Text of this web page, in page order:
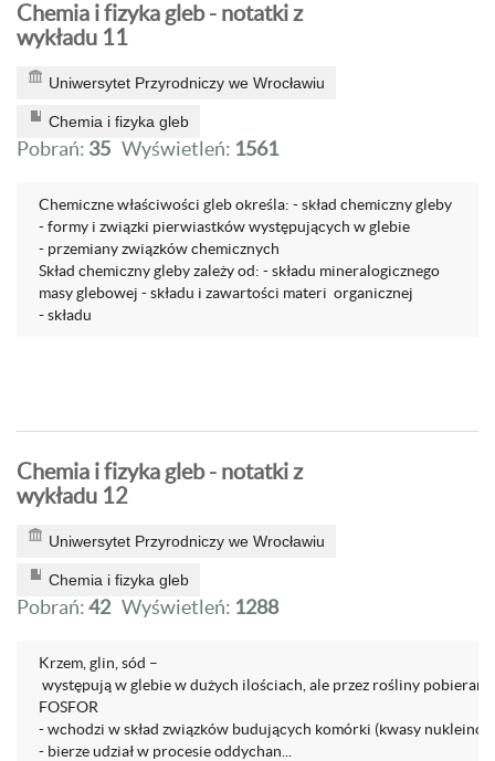
Chemia i fizyka gleb - notatki z
wykładu 11
Uniwersytet Przyrodniczy we Wrocławiu
Chemia i fizyka gleb
Pobrań: 35 Wyświetleń: 1561
Chemiczne właściwości gleb określa: - skład chemiczny gleby
- formy i związki pierwiastków występujących w glebie
- przemiany związków chemicznych
Skład chemiczny gleby zależy od: - składu mineralogicznego
masy glebowej - składu i zawartości materi organicznej
- składu
Chemia i fizyka gleb - notatki z
wykładu 12
Uniwersytet Przyrodniczy we Wrocławiu
Chemia i fizyka gleb
Pobrań:42 Wyświetleń: 1288
Krzem, glin, sód –
występują w glebie w dużych ilościach, ale przez rośliny
FOSFOR
- wchodzi w skład związków budujących komórki (kwasy
- bierze udział w procesie oddychan...